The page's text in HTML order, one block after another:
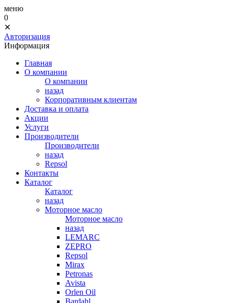
меню
0
✕
Авторизация
Информация
Главная
О компании
О компании
назад
Корпоративным клиентам
Доставка и оплата
Акции
Услуги
Производители
Производители
назад
Repsol
Контакты
Каталог
Каталог
назад
Моторное масло
Моторное масло
назад
LEMARC
ZEPRO
Repsol
Mirax
Petronas
Avista
Orlen Oil
Bardahl